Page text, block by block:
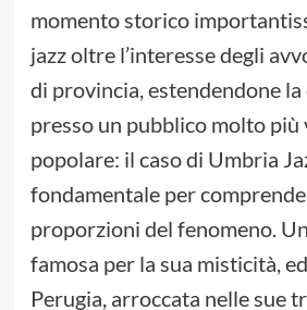
momento storico
jazz oltre l’interesse degli
di provincia, estendendone la
presso un pubblico molto più
popolare: il caso di Umbria
fondamentale per
proporzioni del fenomeno.
famosa per la sua misticità,
Perugia, arroccata nelle sue